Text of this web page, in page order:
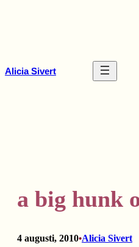
Alicia Sivert
a big hunk
4 augusti, 2010•Alicia Sivert